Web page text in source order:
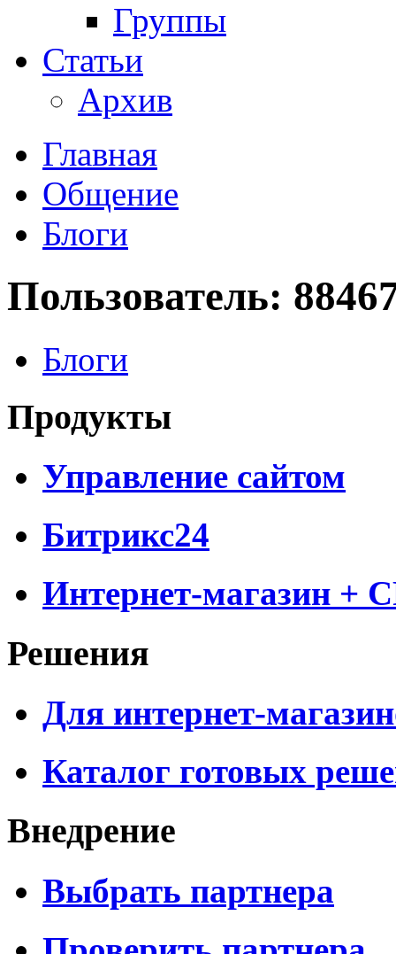
Группы
Статьи
Архив
Главная
Общение
Блоги
Пользователь:
Блоги
Продукты
Управление сайтом
Битрикс24
Интернет-магазин +
Решения
Для интернет-
Каталог готовых
Внедрение
Выбрать партнера